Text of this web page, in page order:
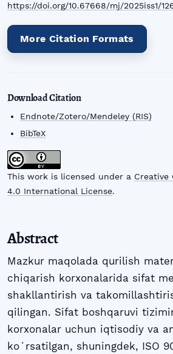
https://doi.org/10.67668/mj/2025iss1/
More Citation Formats
Download Citation
Endnote/Zotero/Mendeley (RIS)
BibTeX
This work is licensed under a Creative
4.0 International License.
Abstract
Mazkur maqolada qurilish
chiqarish korxonalarida sifat
shakllantirish va
qilingan. Sifat boshqaruvi
korxonalar uchun iqtisodiy va
koʻrsatilgan, shuningdek, ISO